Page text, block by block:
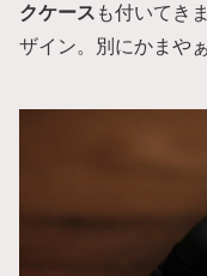
クケース も付いてき
ザイン。別にかまや